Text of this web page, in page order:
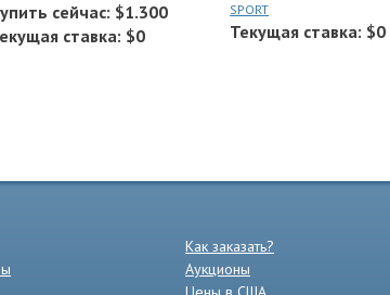
сейчас: $1.300
ставка: $0
SPORT
Текущая ставка: $0
Как заказать?
Аукционы